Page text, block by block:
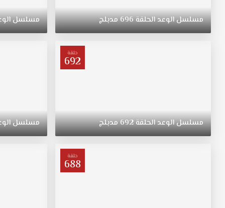
التي
ولدت
في
مدبلج
الحلقة
مسلسلالوعدالحلقة696مدبلج مسلسل
حلقة
692
مسلسلالوعدالحلقة692مدبلج مسلسل
حلقة
688